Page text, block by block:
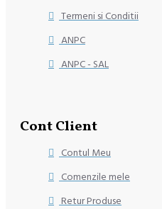
Termeni si Conditii
ANPC
ANPC - SAL
Cont Client
Contul Meu
Comenzile mele
Retur Produse